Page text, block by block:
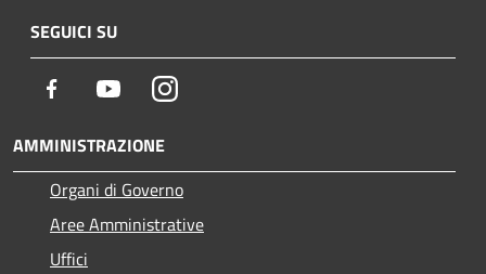
SEGUICI SU
Facebook YoutubeInstagram
AMMINISTRAZIONE
Organi di Governo
Aree Amministrative
Uffici